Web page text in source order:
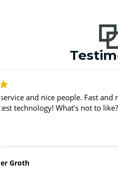
Proveedor de confianza en
Flexibles, reaccionan muy